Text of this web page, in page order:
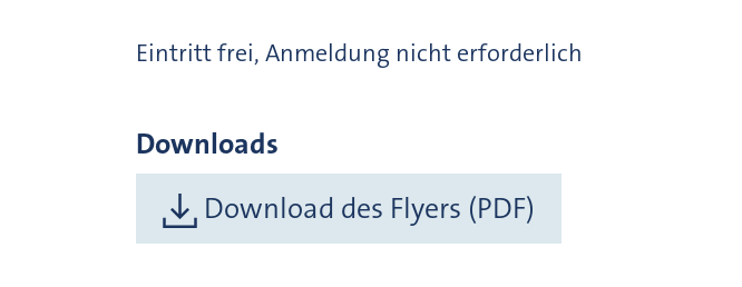
Eintritt frei, Anmeldung nicht erforderlich
Downloads
Download des Flyers (PDF)